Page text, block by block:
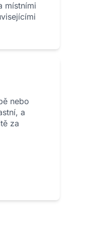
místními
nebo
a
za